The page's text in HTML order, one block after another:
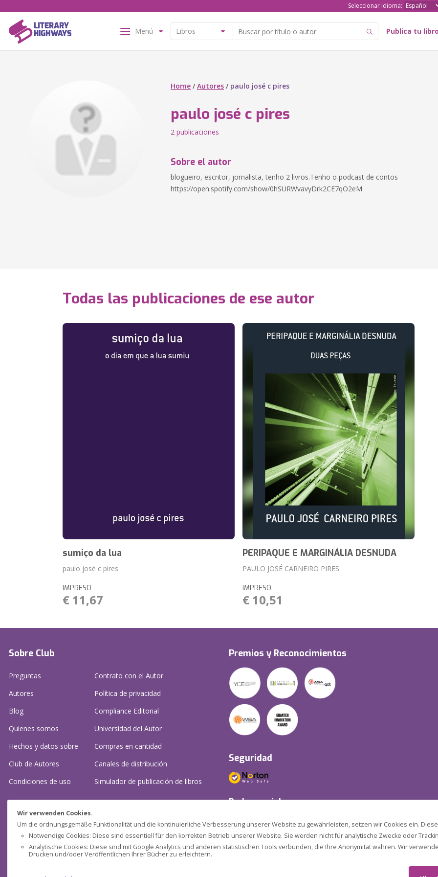
Wir verwenden Cookies.
Um die ordnungsgemäße Funktionalität und die kontinuierliche Verbesserung unserer Website zu gewährleisten, setzen wir Cookies ein.
Notwendige Cookies: Diese sind essentiell für den korrekten Betrieb unserer Website. Sie werden nicht für analytische Zwecke oder
Analytische Cookies: Diese sind mit Google Analytics und anderen statistischen Tools verbunden, die Ihre Anonymität wahren. Wir
Drucken und/oder Veröffentlichen Ihrer Bücher zu erleichtern.
Seleccionar idioma:
Menú Publica tu libro
Home /Autores / paulo josé c pires
paulo josé c pires
2 publicaciones
Sobre el autor
blogueiro, escritor, jornalista, tenho 2 livros.Tenho o podcast de contos
https://open.spotify.com/show/0hSURWvavyDrk2CE7qO2eM
Todas las publicaciones de ese autor
sumiço da lua
paulo josé c pires
IMPRESO
€ 11,67
PERIPAQUE E MARGINÁLIA DESNUDA
PAULO JOSÉ CARNEIRO PIRES
IMPRESO
€ 10,51
Sobre Club
Preguntas
Autores
Blog
Quienes somos
Hechos y datos sobre
Club de Autores
Condiciones de uso
Contrato con el Autor
Política de privacidad
Compliance Editorial
Universidad del Autor
Compras en cantidad
Canales de distribución
Simulador de publicación de libros
¿Necesitas ayuda?
Preguntas frecuentes
Contacta con nosotros: (contacto@clubdeautores.com )
Premios y Reconocimientos
Seguridad
Redes sociales